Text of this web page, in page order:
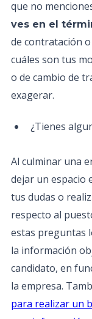
que no
ves en el
de contratación
cuáles son tus
o de cambio de
exagerar.
¿Tienes
Al culminar una
dejar un espacio
tus dudas o
respecto al
estas preguntas
la información
candidato, en
la empresa.
para realizar un